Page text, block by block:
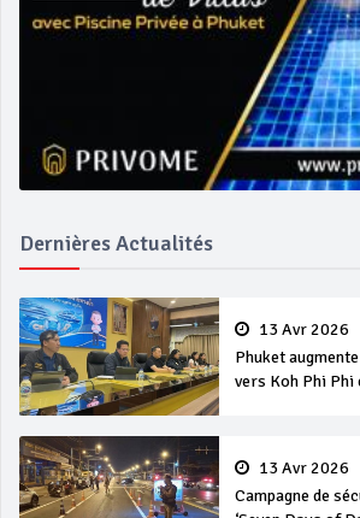
Dernières Actualités
13 Avr 2026
Phuket
vers Koh Phi Phi
13 Avr 2026
Campagne de